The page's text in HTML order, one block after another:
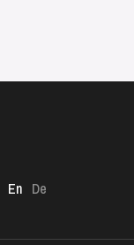
En De